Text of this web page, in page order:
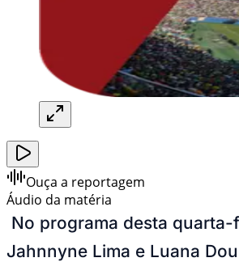
Ouça a reportagem
Áudio da matéria
No programa desta quarta-
Jahnnyne Lima e Luana